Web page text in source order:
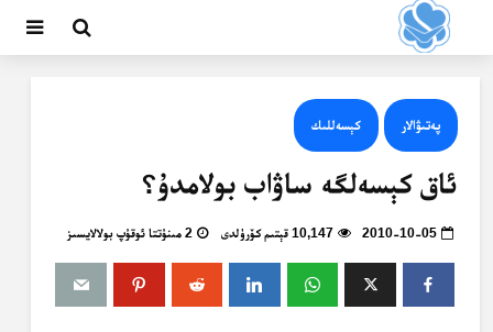
پەتىۋالار كېسەللىك
ئاق كېسەلگە ساۋاب بولامدۇ؟
2010-10-05 10,147 قېتىم كۆرۈلدى 2 مىنۇتتا ئوقۇپ بولالايسىز